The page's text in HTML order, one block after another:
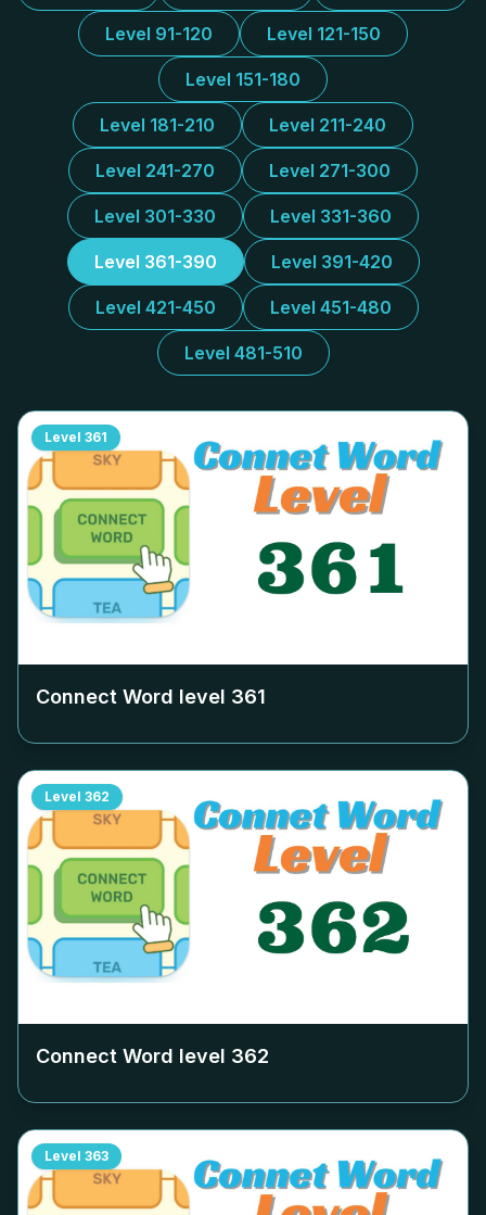
Level 91-120 Level 121-150
Level 151-180
Level 181-210 Level 211-240
Level 241-270 Level 271-300
Level 301-330 Level 331-360
Level 361-390 Level 391-420
Level 421-450 Level 451-480
Level 481-510
Level 361
Connect Word level 361
Level 362
Connect Word level 362
Level 363